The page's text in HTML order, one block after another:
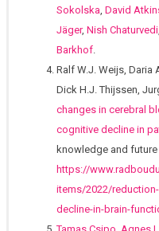
Sokolska David
Jäger, Nish Chaturvedi
Barkhof
Ralf W.J. Weijs, Daria
Dick H.J. Thijssen,
changes in cerebral
cognitive decline in
knowledge and future
https://
items/2022/
decline-in-brain-